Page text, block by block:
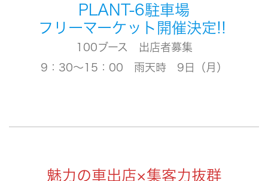
PLANT-6駐車場
フリーマーケット開催決定!!
100ブース 出店者募集
9：30～15：00 雨天時 9日（月）
魅力の車出店×集客力抜群